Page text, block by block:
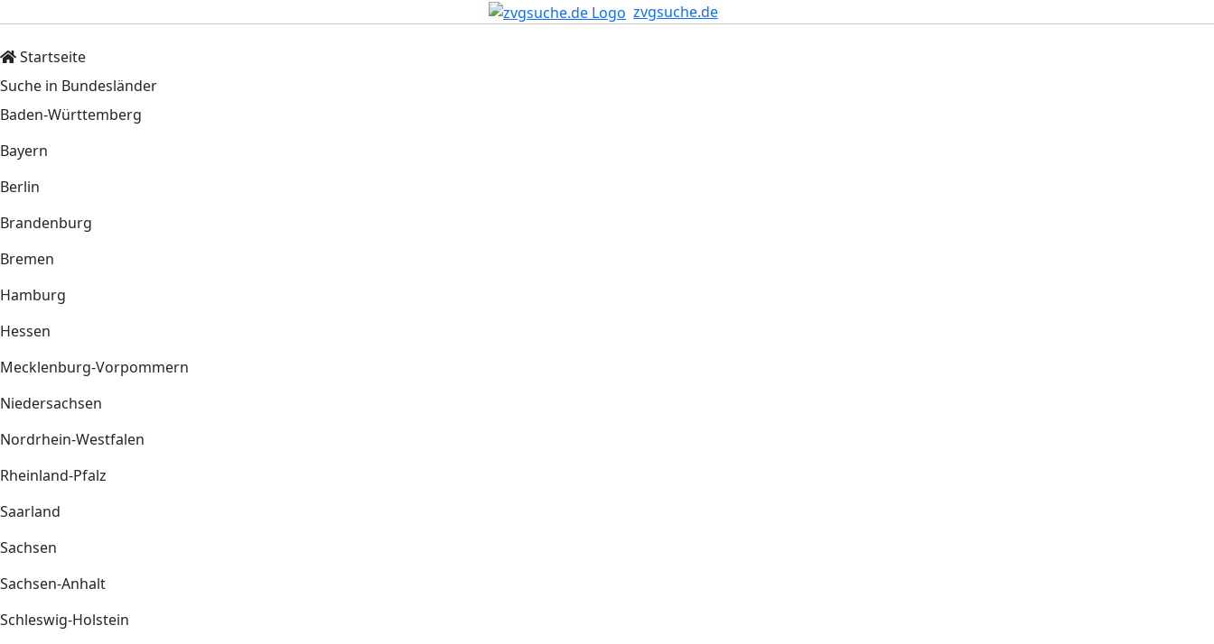
zvgsuche.de
Startseite
Suche in Bundesländer
Baden-Württemberg
Bayern
Berlin
Brandenburg
Bremen
Hamburg
Hessen
Mecklenburg-Vorpommern
Niedersachsen
Nordrhein-Westfalen
Rheinland-Pfalz
Saarland
Sachsen
Sachsen-Anhalt
Schleswig-Holstein